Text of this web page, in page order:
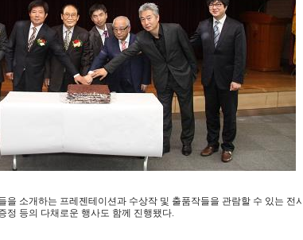
을 소개하는 프레젠테이션과 수상작 및 출품작들을 관람할 수 있는 전
정 등의 다채로운 행사도 함께 진행됐다.